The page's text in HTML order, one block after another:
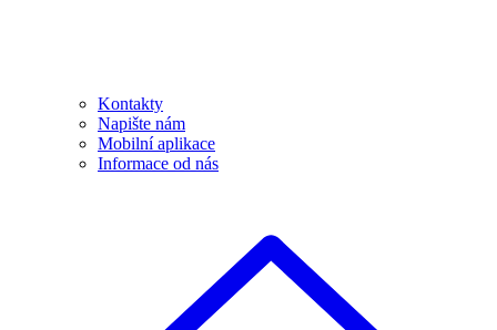
Kontakty
Napište nám
Mobilní aplikace
Informace od nás